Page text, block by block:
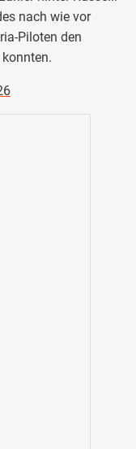
nach wie vor
Piloten den